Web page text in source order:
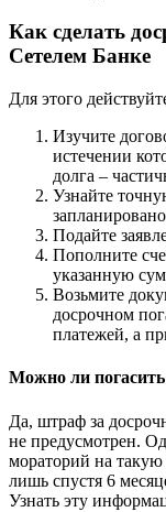
Как сделать
Сетелем Банке
Для этого
Изучите
истечении
долга –
Узнайте
Подайте
Пополните
указанную
Возьмите
досрочном
платежей, а
Можно ли
Да, штраф за
не предусмотрен.
мораторий на
лишь спустя 6
Узнать эту